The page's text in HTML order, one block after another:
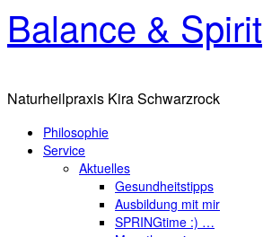
Balance & Spirit
Naturheilpraxis Kira Schwarzrock
Philosophie
Service
Aktuelles
Gesundheitstipps
Ausbildung mit mir
SPRINGtime :) …